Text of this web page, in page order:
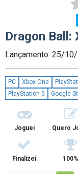
Dragon Ball:
Lançamento: 25/
PC Xbox One
PlayStation 5
Google
Joguei Quero
Finalizei 100%